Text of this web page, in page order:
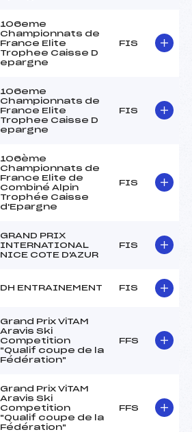
106eme
Championnats de
France Elite
Trophee Caisse D
epargne
FIS
106eme
Championnats de
France Elite
Trophee Caisse D
epargne
FIS
106ème
Championnats de
France Elite de
Combiné Alpin
Trophée Caisse
d'Epargne
FIS
GRAND PRIX
INTERNATIONAL
NICE COTE D'AZUR
FIS
DH ENTRAINEMENT FIS
Grand Prix ViTAM
Aravis Ski
Competition
"Qualif coupe de la
Fédération"
FFS
Grand Prix ViTAM
Aravis Ski
Competition
"Qualif coupe de la
Fédération"
FFS